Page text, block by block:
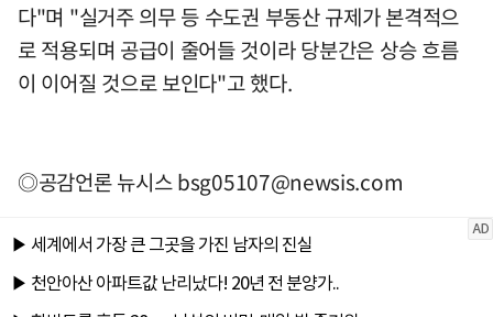
다"며 "실거주 의무 등 수도권 부동산 규제가 본격적으
로 적용되며 공급이 줄어들 것이라 당분간은 상승 흐름
이 이어질 것으로 보인다"고 했다.
◎공감언론 뉴시스bsg05107@newsis.com